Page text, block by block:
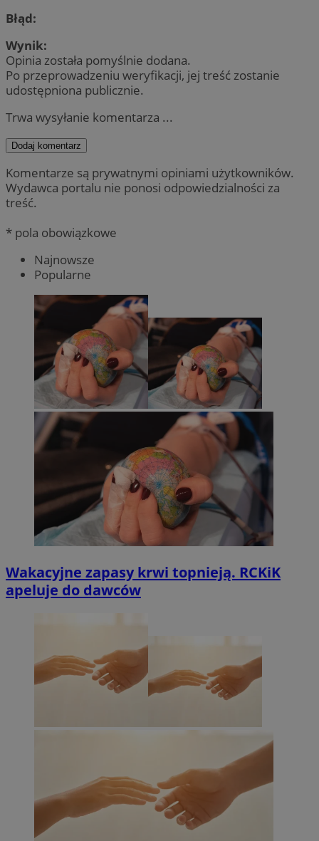
Błąd:
Wynik:
Opinia została pomyślnie dodana.
Po przeprowadzeniu weryfikacji, jej treść zostanie
udostępniona publicznie.
Trwa wysyłanie komentarza ...
Dodaj komentarz
Komentarze są prywatnymi opiniami użytkowników.
Wydawca portalu nie ponosi odpowiedzialności za
treść.
* pola obowiązkowe
Najnowsze
Popularne
Wakacyjne zapasy krwi topnieją. RCKiK
apeluje do dawców